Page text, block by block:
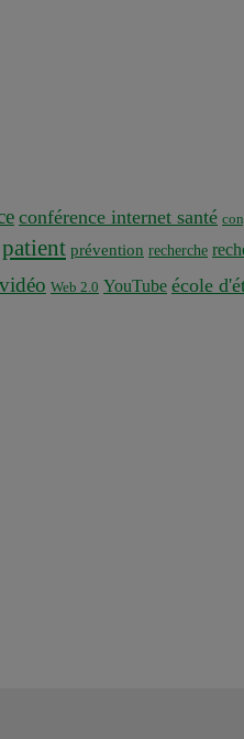
conférence internet santé
patient prévention recherche
vidéo Web 2.0 YouTube école